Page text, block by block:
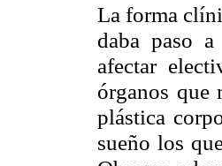
La forma
daba paso a
afectar
órganos que
plástica
sueño los